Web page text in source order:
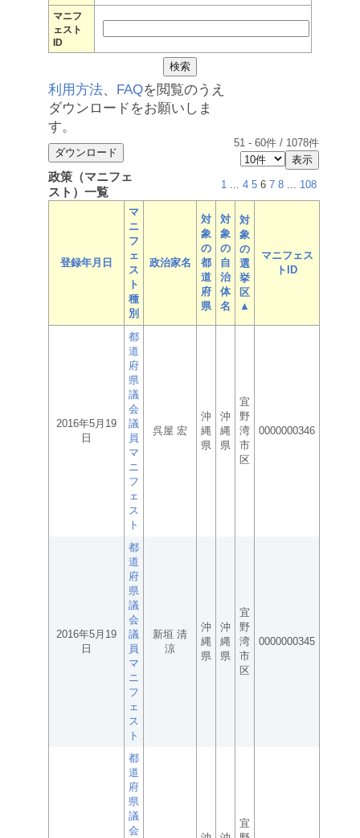
マニフ
ェスト
ID
利用方法、 FAQを閲覧のうえ
ダウンロードをお願いしま
す。
51 - 60件 / 1078件
政策（マニフェ
スト）一覧
1 ... 4 5 6 7 8 ... 108
登録年月日
マ
ニ
フ
ェ
ス
ト
種
別
政治家名
対
象
の
都
道
府
県
対
象
の
自
治
体
名
対
象
の
選
挙
区
▲
マニフェス
トID
2016年5月19
日
都
道
府
県
議
会
議
員
マ
ニ
フ
ェ
ス
ト
呉屋 宏
沖
縄
県
沖
縄
県
宜
野
湾
市
区
0000000346
2016年5月19
日
都
道
府
県
議
会
議
員
マ
ニ
フ
ェ
ス
ト
新垣 清
涼
沖
縄
県
沖
縄
県
宜
野
湾
市
区
0000000345
都
道
府
県
議
会
宜